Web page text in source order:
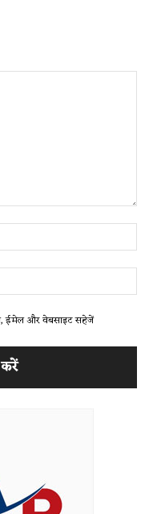
ईमेल और वेबसाइट सहेजें